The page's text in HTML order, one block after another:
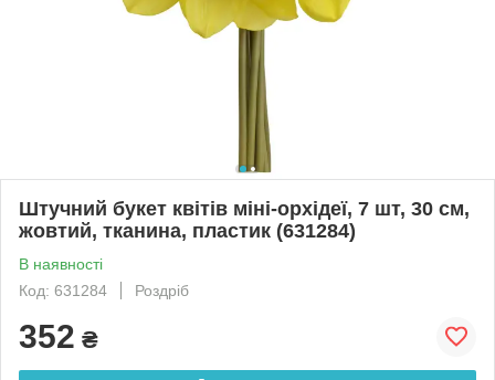
Штучний букет квітів міні-орхідеї, 7 шт, 30 см,
жовтий, тканина, пластик (631284)
В наявності
Код: 631284
Роздріб
352 ₴